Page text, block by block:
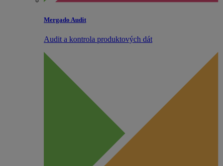
Mergado Audit
Audit a kontrola produktových dát